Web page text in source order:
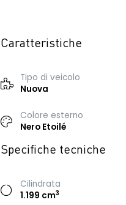
Caratteristiche
Tipo di veicolo
Nuova
Colore esterno
Nero Etoilé
Specifiche tecniche
Cilindrata
1.199 cm3